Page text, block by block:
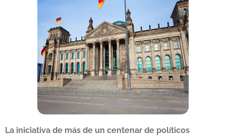
La iniciativa de más de un centenar de políticos